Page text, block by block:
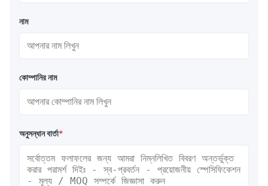
নাম
কোম্পানির নাম
অনুসন্ধান বার্তা*